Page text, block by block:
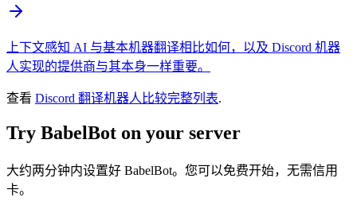
上下文感知 AI 与基本机器翻译相比如何，以及 Discord 机器
人实现的提供商与其本身一样重要。
查看 Discord 翻译机器人比较完整列表.
Try BabelBot on your server
大约两分钟内设置好 BabelBot。您可以免费开始，无需信用
卡。